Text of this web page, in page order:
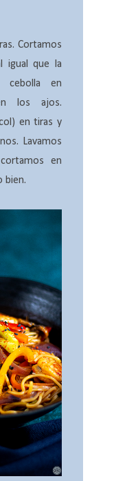
Cortamos
igual que la
cebolla en
los ajos.
en tiras y
Lavamos
en
bien.